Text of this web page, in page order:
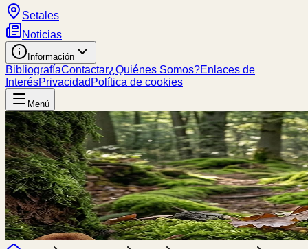
Setales
Noticias
Información
BibliografíaContactar¿Quiénes Somos?Enlaces de
InterésPrivacidad Política de cookies
Menú